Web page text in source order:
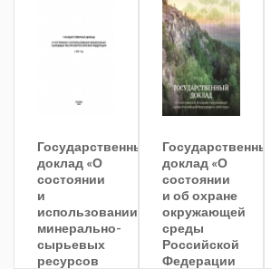
Государственный
доклад «О
состоянии
и
использовании
минерально-
сырьевых
ресурсов
Государственный
доклад «О
состоянии
и об охране
окружающей
среды
Российской
Федерации